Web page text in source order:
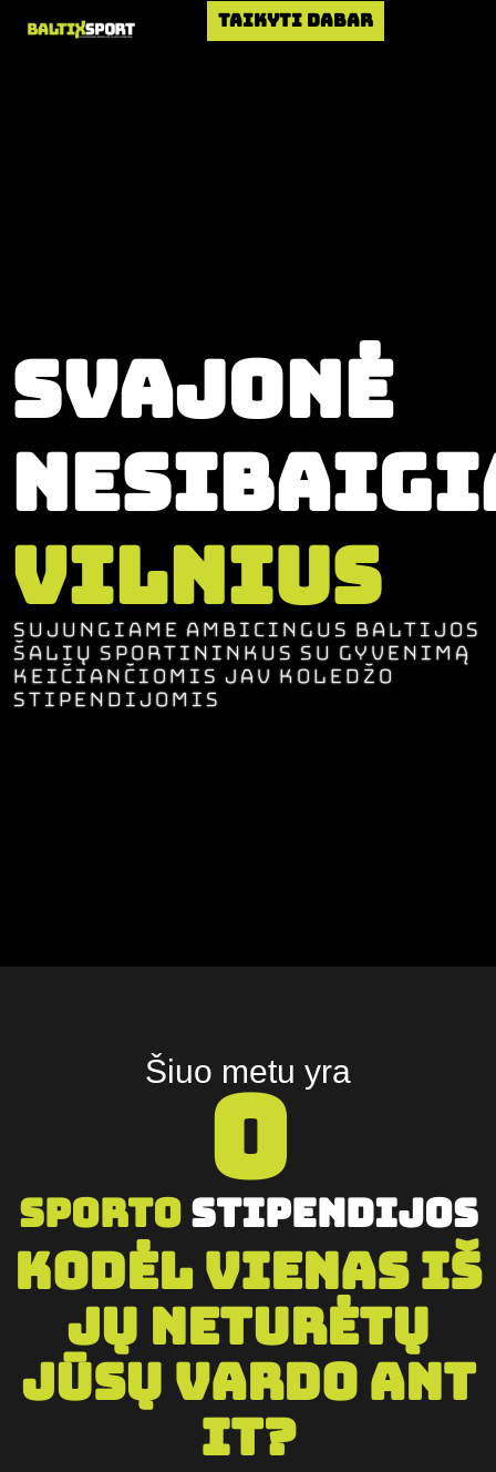
Taikyti dabar
Pagrindinis
Svajonė
Vilnius
Sujungiame ambicingus Baltijos
šalių sportininkus su gyvenimą
keičiančiomis JAV koledžo
stipendijomis
Šiuo metu yra
0
Sportostipendijos
Kodėl vienas iš
jų neturėtų
jūsų vardo ant
IT?